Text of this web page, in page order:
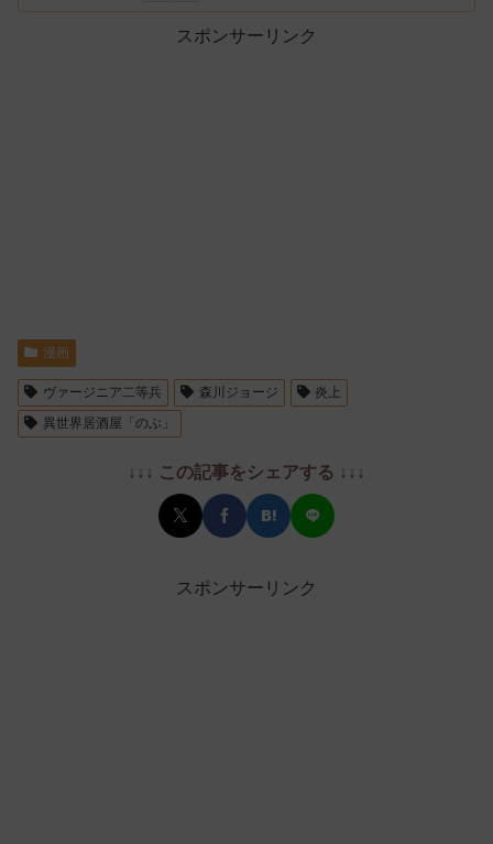
スポンサーリンク
漫画
ヴァージニア二等兵 森川ジョージ
炎上
異世界居酒屋「のぶ」
↓↓↓ この記事をシェアする ↓↓↓
スポンサーリンク